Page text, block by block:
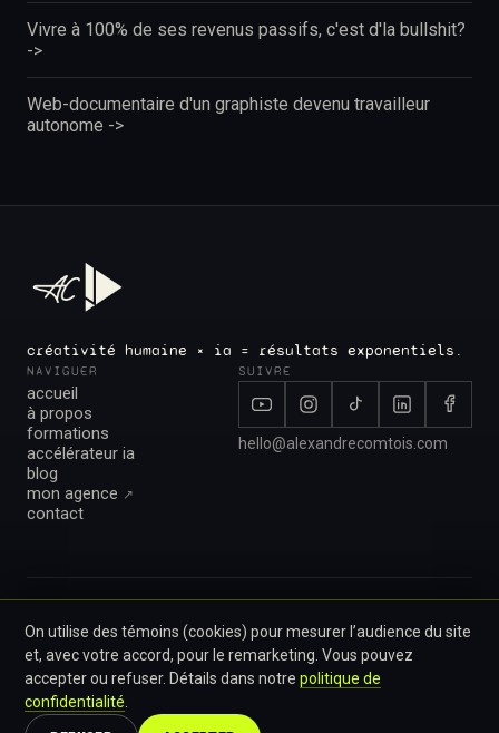
Vivre à 100% de ses revenus passifs, c'est d'la bullshit?
->
Web-documentaire d'un graphiste devenu travailleur
autonome ->
créativité humaine × ia = résultats exponentiels.
NAVIGUER
accueil
à propos
formations
accélérateur ia
blog
mon agence ↗︎
contact
SUIVRE
hello@alexandrecomtois.com
conditions d'utilisationpolitique de confidentialité
préférences cookies
basé au québec, canada
production vidéo à granby
On utilise des témoins (cookies) pour mesurer l’audience du site
et, avec votre accord, pour le remarketing. Vous pouvez
accepter ou refuser. Détails dans notrepolitique de
confidentialité